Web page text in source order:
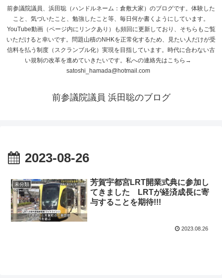
前参議院議員、浜田聡（ハンドルネーム：倉敷大家）のブログです。体験した
こと、気づいたこと、勉強したこと等、毎日何か書くようにしています。
YouTube動画（ページ内にリンクあり）も頻回に更新しており、そちらもご覧
いただけると幸いです。問題山積のNHKを正常化するため、見たい人だけが受
信料を払う制度（スクランブル化）実現を目指しています。時代に合わない古
い規制の改革を進めていきたいです。私への連絡先はこちら→
satoshi_hamada@hotmail.com
前参議院議員 浜田聡のブログ
2023-08-26
未分類
芳賀宇都宮LRT開業式典に参加し
てきました LRTが経済成長に寄
与することを期待!!!
2023.08.26